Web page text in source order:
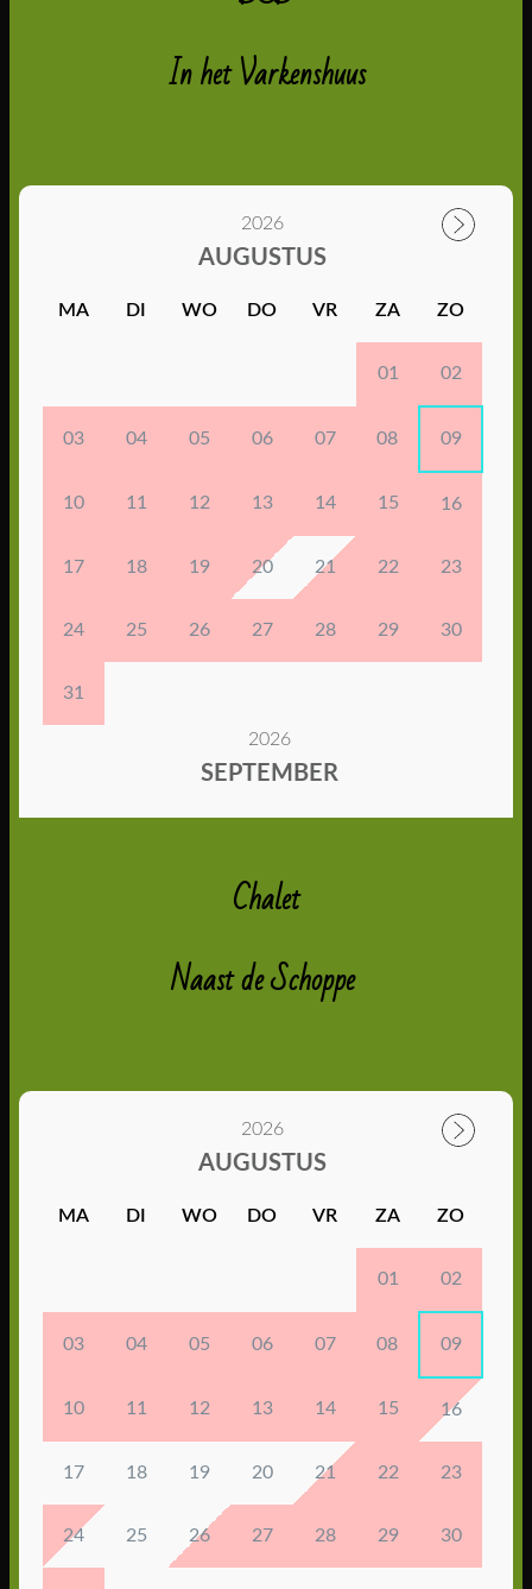
In het Varkenshuus
Chalet
Naast de Schoppe